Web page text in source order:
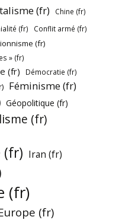
(fr) Chine (fr)
(fr) Conflit armé (fr)
(fr)
» (fr)
(fr) Démocratie (fr)
Féminisme (fr)
Géopolitique (fr)
(fr)
(fr) Iran (fr)
(fr)
(fr)